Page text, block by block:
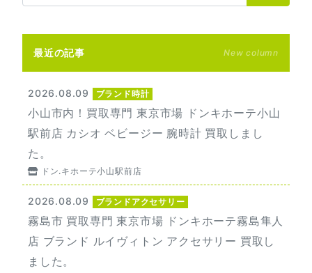
最近の記事 New column
2026.08.09 ブランド時計
小山市内！買取専門 東京市場 ドンキホーテ小山
駅前店 カシオ ベビージー 腕時計 買取しまし
た。
ドン.キホーテ小山駅前店
2026.08.09 ブランドアクセサリー
霧島市 買取専門 東京市場 ドンキホーテ霧島隼人
店 ブランド ルイヴィトン アクセサリー 買取し
ました。